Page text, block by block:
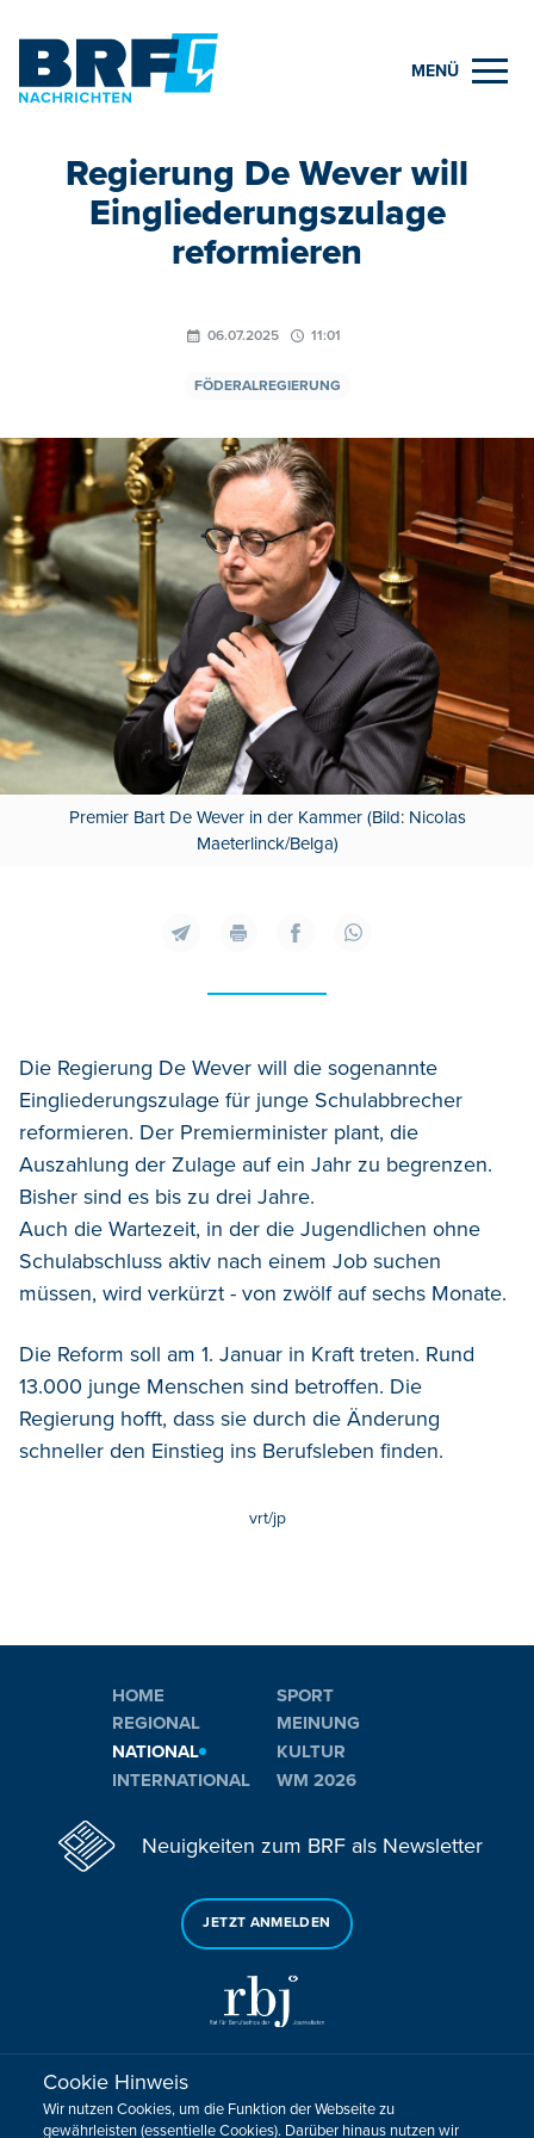
MENÜ
Regierung De Wever will
Eingliederungszulage
reformieren
06.07.2025 11:01
FÖDERALREGIERUNG
Premier Bart De Wever in der Kammer (Bild: Nicolas
Maeterlinck/Belga)
Die Regierung De Wever will die sogenannte
Eingliederungszulage für junge Schulabbrecher
reformieren. Der Premierminister plant, die
Auszahlung der Zulage auf ein Jahr zu begrenzen.
Bisher sind es bis zu drei Jahre.
Auch die Wartezeit, in der die Jugendlichen ohne
Schulabschluss aktiv nach einem Job suchen
müssen, wird verkürzt - von zwölf auf sechs Monate.
Die Reform soll am 1. Januar in Kraft treten. Rund
13.000 junge Menschen sind betroffen. Die
Regierung hofft, dass sie durch die Änderung
schneller den Einstieg ins Berufsleben finden.
vrt/jp
HOME
REGIONAL
NATIONAL
INTERNATIONAL
SPORT
MEINUNG
KULTUR
WM 2026
Neuigkeiten zum BRF als Newsletter
JETZT ANMELDEN
Sie haben noch Fragen oder Anmerkungen?
Cookie Hinweis
Wir nutzen Cookies, um die Funktion der Webseite zu
gewährleisten (essentielle Cookies). Darüber hinaus nutzen wir